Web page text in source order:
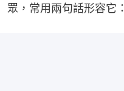
眾，常用兩句話形容它：